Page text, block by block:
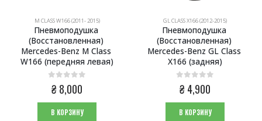
M CLASS W166 (2011- 2015)
Пневмоподушка
(Восстановленная)
Mercedes-Benz M Class
W166 (передняя левая)
0из 5
₴8,000
В КОРЗИНУ
GL CLASS X166 (2012-2015)
Пневмоподушка
(Восстановленная)
Mercedes-Benz GL Class
X166 (задняя)
0из 5
₴4,900
В КОРЗИНУ